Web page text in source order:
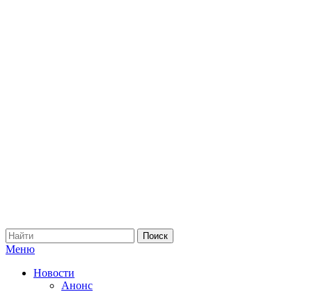
Меню
Новости
Анонс